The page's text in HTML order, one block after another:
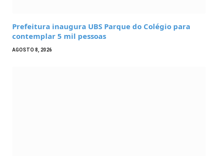
Prefeitura inaugura UBS Parque do Colégio para
contemplar 5 mil pessoas
AGOSTO 8, 2026